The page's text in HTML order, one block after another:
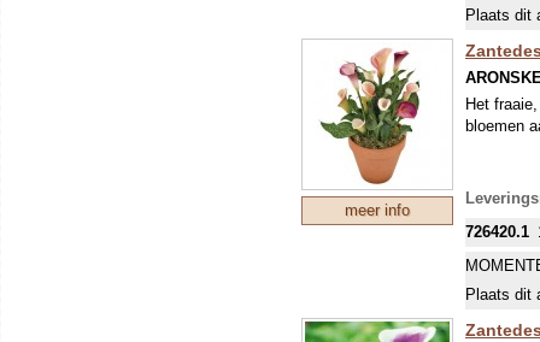
Plaats dit
meer info
Het
bloemen
726420.1
Plaats dit